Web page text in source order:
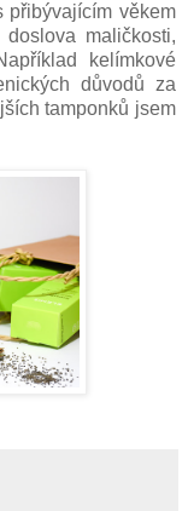
přibývajícím věkem
maličkosti,
kelímkové
důvodů za
tamponků jsem